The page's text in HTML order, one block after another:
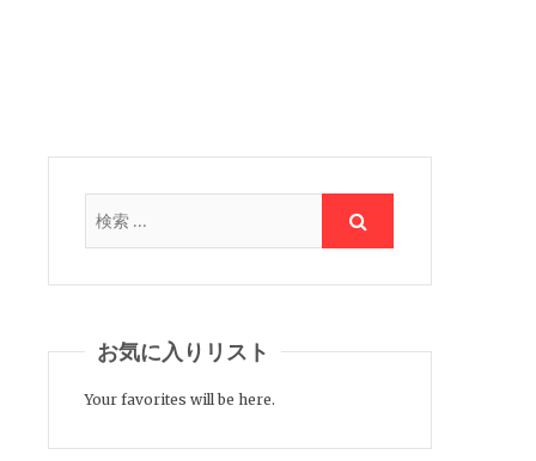
お気に入りリスト
Your favorites will be here.